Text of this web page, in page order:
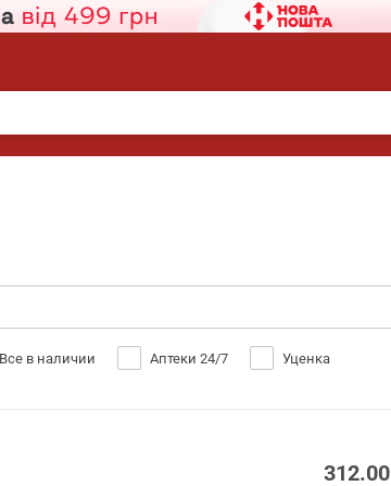
Все в наличии Аптеки 24/7 Уценка
312.00